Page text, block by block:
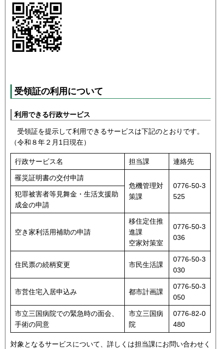
受領証の利用について
利用できる行政サービス
受領証を提示して利用できるサービスは下記のとおりです。
（令和８年２月1日現在）
行政サービス名 担当課 連絡先
罹災証明書の交付申請
危機管理対
策課
0776-50-3
525
犯罪被害者等見舞金・生活支援助
成金の申請
空き家利活用補助の申請
移住定住推
進課
空家対策室
0776-50-3
036
住民票の続柄変更 市民生活課
0776-50-3
030
市営住宅入居申込み 都市計画課
0776-50-3
050
市立三国病院での緊急時の面会、
手術の同意
市立三国病
院
0776-82-0
480
対象となるサービスについて、詳しくは担当課にお問い合わせく